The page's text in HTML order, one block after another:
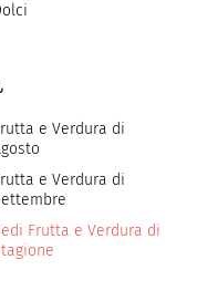
e Verdura di
e Verdura di
Frutta e Verdura di